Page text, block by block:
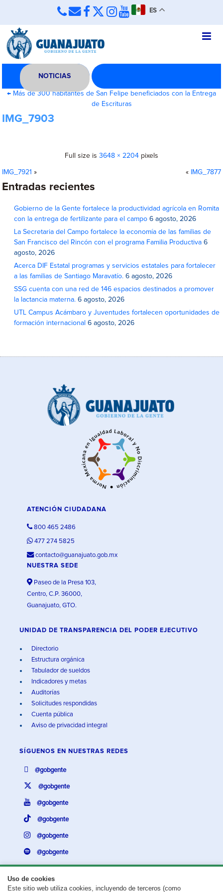
ES
NOTICIAS
← Más de 300 habitantes de San Felipe beneficiados con la Entrega
de Escrituras
IMG_7903
Full size is 3648 × 2204 pixels
IMG_7921 » « IMG_7877
Entradas recientes
Gobierno de la Gente fortalece la productividad agrícola en Romita
con la entrega de fertilizante para el campo 6 agosto, 2026
La Secretaria del Campo fortalece la economía de las familias de
San Francisco del Rincón con el programa Familia Productiva 6
agosto, 2026
Acerca DIF Estatal programas y servicios estatales para fortalecer
a las familias de Santiago Maravatío. 6 agosto, 2026
SSG cuenta con una red de 146 espacios destinados a promover
la lactancia materna. 6 agosto, 2026
UTL Campus Acámbaro y Juventudes fortalecen oportunidades de
formación internacional 6 agosto, 2026
Uso de cookies
Este sitio web utiliza cookies, incluyendo de terceros (como
ATENCIÓN CIUDADANA
800 465 2486
477 274 5825
contacto@guanajuato.gob.mx
NUESTRA SEDE
Paseo de la Presa 103,
Centro, C.P. 36000,
Guanajuato, GTO.
UNIDAD DE TRANSPARENCIA DEL PODER EJECUTIVO
Directorio
Estructura orgánica
Tabulador de sueldos
Indicadores y metas
Auditorías
Solicitudes respondidas
Cuenta pública
Aviso de privacidad integral
SÍGUENOS EN NUESTRAS REDES
@gobgente
@gobgente
@gobgente
@gobgente
@gobgente
@gobgente
¿Existe algún problema con esta página?Repórtalo aquí.